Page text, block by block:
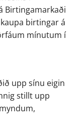
Birtingamarkaði
birtingar á
mínutum í
upp sínu eigin
stillt upp